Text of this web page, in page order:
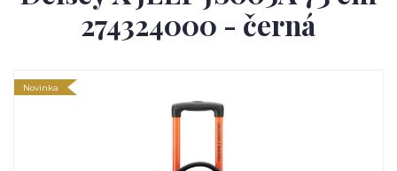
274324000 - černá
Novinka